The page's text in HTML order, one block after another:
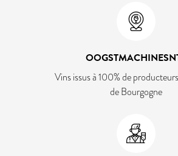
Vins issus à 100% de
de Bourgogne